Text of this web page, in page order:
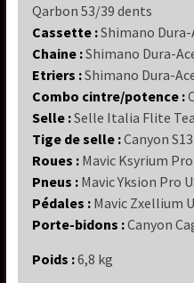
Qarbon 53/39 dents
Cassette :Shimano
Chaine :Shimano Dura-
Etriers :Shimano Dura-
Combo cintre/potence :
Selle :Selle Italia Flite
Tige de selle :Canyon S13
Roues : Mavic Ksyrium Pro
Pneus : Mavic Yksion Pro
Pédales : Mavic Zxellium
Porte-bidons :Canyon
Poids :6,8 kg